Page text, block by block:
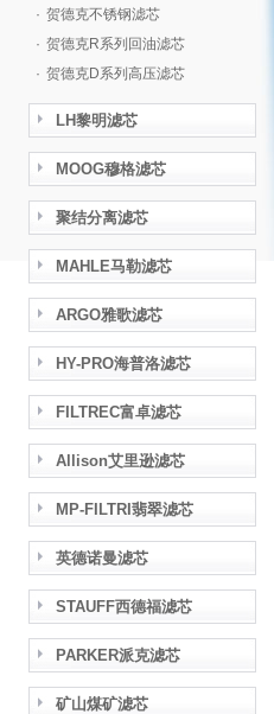
· 贺德克不锈钢滤芯
· 贺德克R系列回油滤芯
· 贺德克D系列高压滤芯
LH黎明滤芯
MOOG穆格滤芯
聚结分离滤芯
MAHLE马勒滤芯
ARGO雅歌滤芯
HY-PRO海普洛滤芯
FILTREC富卓滤芯
Allison艾里逊滤芯
MP-FILTRI翡翠滤芯
英德诺曼滤芯
STAUFF西德福滤芯
PARKER派克滤芯
矿山煤矿滤芯